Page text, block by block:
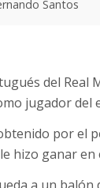
Santos
del Real
jugador del
por el
hizo ganar en